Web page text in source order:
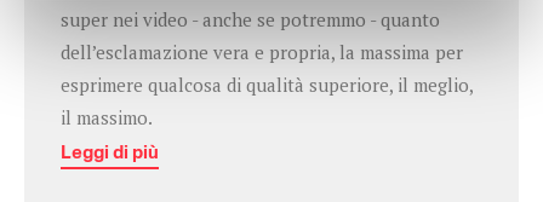
super nei video - anche se potremmo - quanto
dell’esclamazione vera e propria, la massima per
esprimere qualcosa di qualità superiore, il meglio,
il massimo.
Leggi di più